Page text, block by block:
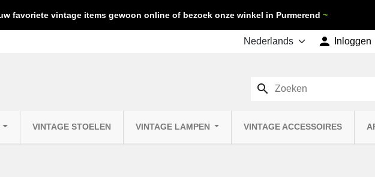
favoriete vintage items gewoon online of bezoek onze winkel in Purmerend ~
 Inloggen
VINTAGE STOELEN VINTAGE LAMPEN VINTAGE ACCESSOIRES
search